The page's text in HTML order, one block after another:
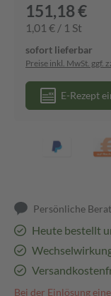
151,18 €
1,01 € / 1 St
sofort lieferbar
Preise inkl. MwSt. ggf.
E-Rezept
Persönliche
Heute bestellt
Bei der Einlösung